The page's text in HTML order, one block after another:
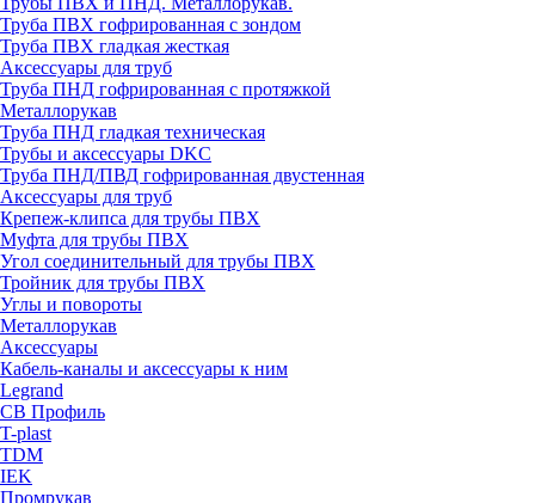
Труба ПВХ гофрированная с зондом
Труба ПВХ гладкая жесткая
Аксессуары для труб
Труба ПНД гофрированная с протяжкой
Металлорукав
Труба ПНД гладкая техническая
Трубы и аксессуары DKC
Труба ПНД/ПВД гофрированная двустенная
Аксессуары для труб
Крепеж-клипса для трубы ПВХ
Муфта для трубы ПВХ
Угол соединительный для трубы ПВХ
Тройник для трубы ПВХ
Углы и повороты
Металлорукав
Аксессуары
Кабель-каналы и аксессуары к ним
Legrand
СВ Профиль
T-plast
TDM
IEK
Промрукав